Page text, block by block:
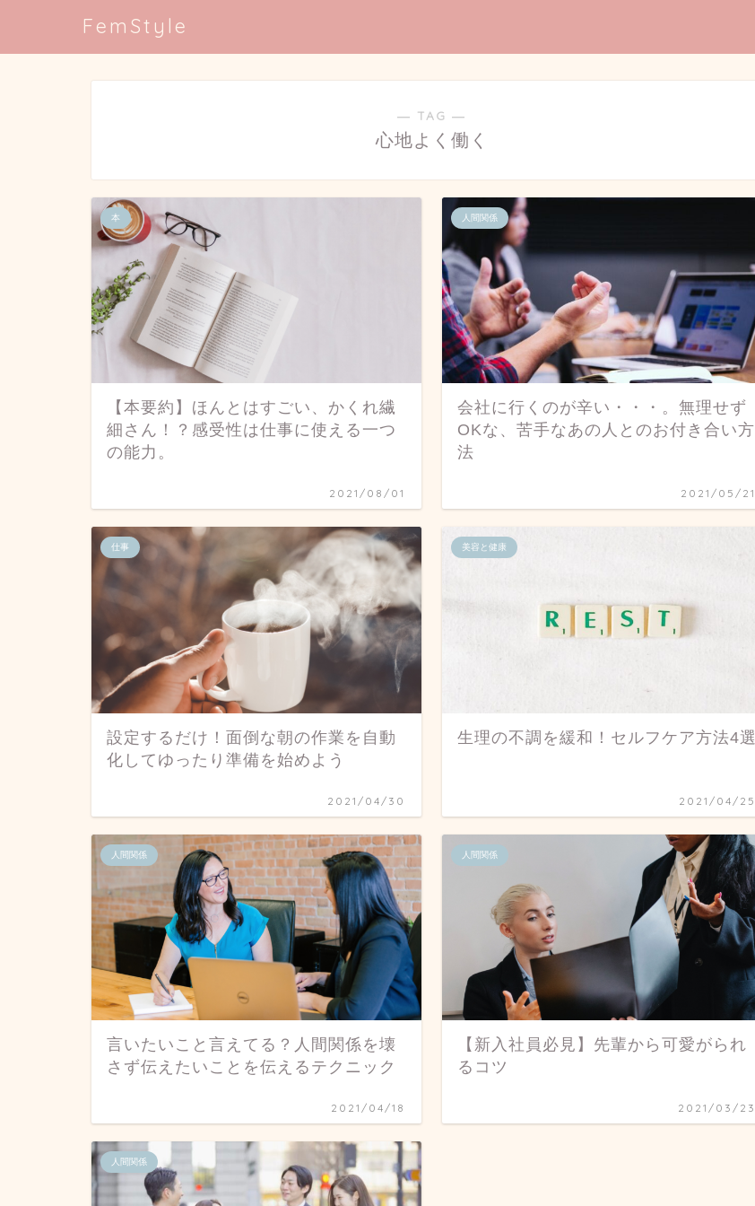
FemStyle
― TAG ―
心地よく働く
本
【本要約】ほんとはすごい、かくれ繊
細さん！？感受性は仕事に使える一つ
の能力。
2021/08/01
人間関係
会社に行くのが辛い・・・。無理せず
OKな、苦手なあの人とのお付き合い方
法
2021/05/21
仕事
設定するだけ！面倒な朝の作業を自動
化してゆったり準備を始めよう
2021/04/30
美容と健康
生理の不調を緩和！セルフケア方法4選
2021/04/25
人間関係
言いたいこと言えてる？人間関係を壊
さず伝えたいことを伝えるテクニック
2021/04/18
人間関係
【新入社員必見】先輩から可愛がられ
るコツ
2021/03/23
人間関係